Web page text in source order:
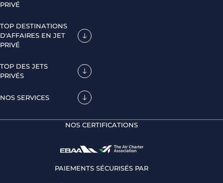
PRIVÉ
TOP DESTINATIONS
D'AFFAIRES EN JET
PRIVÉ
TOP DES JETS
PRIVÉS
NOS SERVICES
NOS CERTIFICATIONS
PAIEMENTS SÉCURISÉS PAR